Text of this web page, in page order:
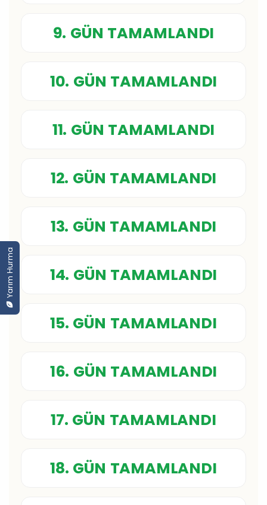
Yarım Hurma
9. GÜN TAMAMLANDI
10. GÜN TAMAMLANDI
11. GÜN TAMAMLANDI
12. GÜN TAMAMLANDI
13. GÜN TAMAMLANDI
14. GÜN TAMAMLANDI
15. GÜN TAMAMLANDI
16. GÜN TAMAMLANDI
17. GÜN TAMAMLANDI
18. GÜN TAMAMLANDI